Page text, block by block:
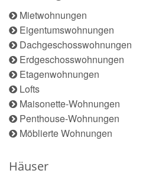
Mietwohnungen
Eigentumswohnungen
Dachgeschosswohnungen
Erdgeschosswohnungen
Etagenwohnungen
Lofts
Maisonette-Wohnungen
Penthouse-Wohnungen
Möblierte Wohnungen
Häuser